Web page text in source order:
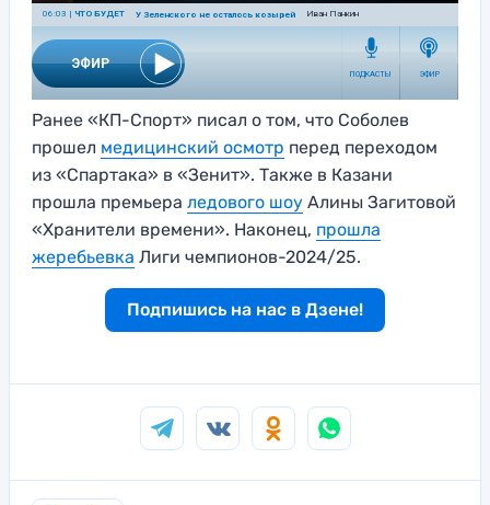
Ранее «КП-Спорт» писал о том, что Соболев
прошел медицинский осмотр перед переходом
из «Спартака» в «Зенит». Также в Казани
прошла премьера ледового шоу Алины Загитовой
«Хранители времени». Наконец, прошла
жеребьевка Лиги чемпионов-2024/25.
Подпишись на нас в Дзене!